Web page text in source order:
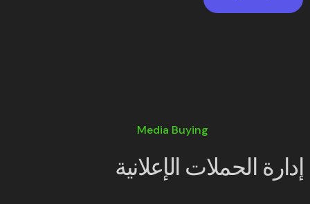
Media Buying
إدارة الحملات الإعلانية